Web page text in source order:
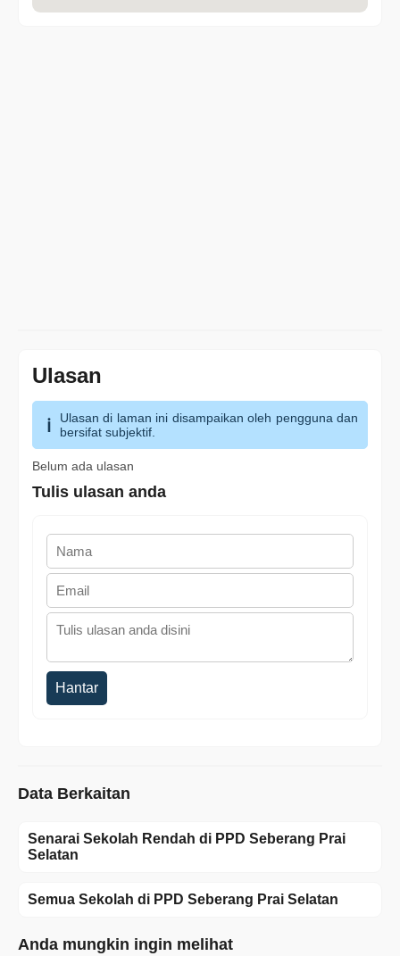
Ulasan
Ulasan di laman ini disampaikan oleh pengguna dan
bersifat subjektif.
Belum ada ulasan
Tulis ulasan anda
Hantar
Data Berkaitan
Senarai Sekolah Rendah di PPD Seberang Prai
Selatan
Semua Sekolah di PPD Seberang Prai Selatan
Anda mungkin ingin melihat